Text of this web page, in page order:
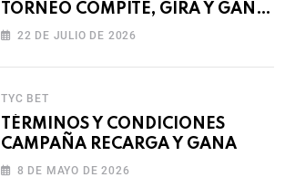
TORNEO COMPITE, GIRA Y GANA
🎰 22 DE JULIO DE 2026
TYC BET
TÉRMINOS Y CONDICIONES
CAMPAÑA RECARGA Y GANA
8 DE MAYO DE 2026